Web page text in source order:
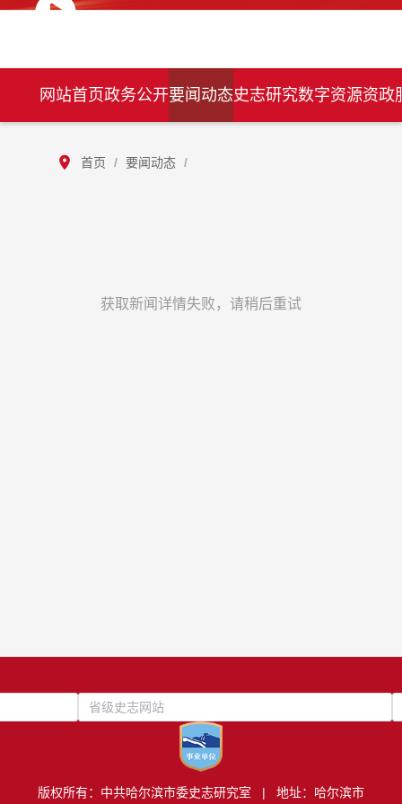
网站首页政务公开要闻动态史志研究数字资源资政
首页 / 要闻动态 /
获取新闻详情失败，请稍后重试
省级史志网站
版权所有：中共哈尔滨市委史志研究室 | 地址：哈尔滨市